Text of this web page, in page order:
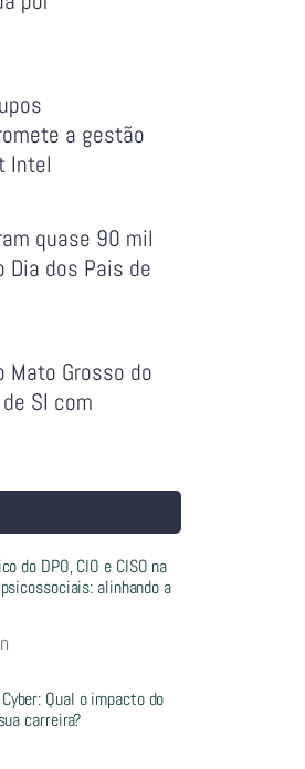
a gestão
Intel
quase 90 mil
dos Pais de
Mato Grosso do
SI com
do DPO, CIO e CISO na
alinhando a
Qual o impacto do
carreira?